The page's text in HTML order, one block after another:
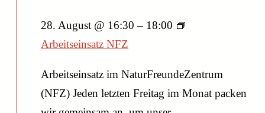
28. August @ 16:30 – 18:00
Arbeitseinsatz NFZ
Arbeitseinsatz im NaturFreundeZentrum
(NFZ) Jeden letzten Freitag im Monat packen